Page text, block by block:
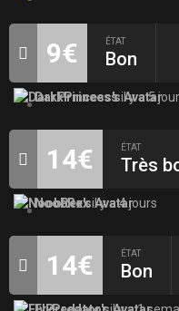
9€ ÉTAT
Bon
DarkPrincessil y a 5
14€ ÉTAT
Très
NoobRexil y a 4 jours
14€ ÉTAT
Bon